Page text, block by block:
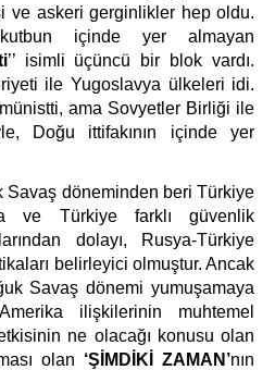
ve askeri gerginlikler hep oldu.
içinde yer almayan
’’ isimli üçüncü bir blok vardı.
ile Yugoslavya ülkeleri idi.
ama Sovyetler Birliği ile
Doğu ittifakının içinde yer
Savaş döneminden beri Türkiye
ve Türkiye farklı güvenlik
dolayı, Rusya-Türkiye
belirleyici olmuştur. Ancak
Savaş dönemi yumuşamaya
ilişkilerinin muhtemel
ne olacağı konusu olan
olan ‘ŞİMDİKİ ZAMAN’nın